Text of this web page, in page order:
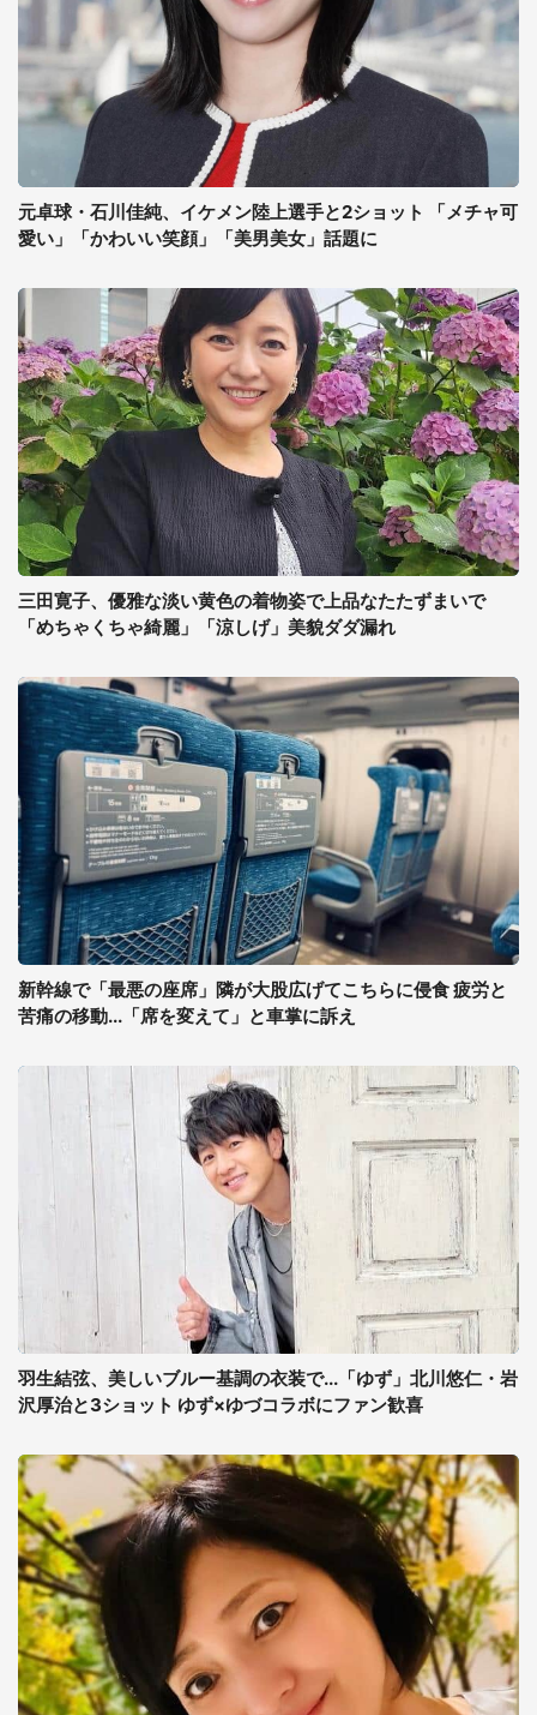
元卓球・石川佳純、イケメン陸上選手と2ショット 「メチャ可
愛い」「かわいい笑顔」「美男美女」話題に
三田寛子、優雅な淡い黄色の着物姿で上品なたたずまいで
「めちゃくちゃ綺麗」「涼しげ」美貌ダダ漏れ
新幹線で「最悪の座席」隣が大股広げてこちらに侵食 疲労と
苦痛の移動...「席を変えて」と車掌に訴え
羽生結弦、美しいブルー基調の衣装で...「ゆず」北川悠仁・岩
沢厚治と3ショット ゆず×ゆづコラボにファン歓喜